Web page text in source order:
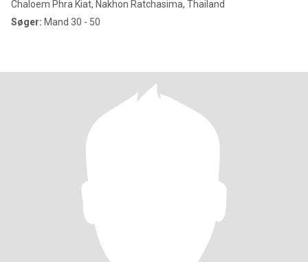
Chaloem Phra Kiat, Nakhon Ratchasima, Thailand
Søger: Mand 30 - 50